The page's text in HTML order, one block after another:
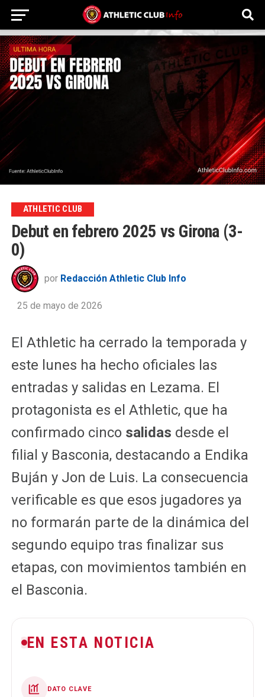
ATHLETIC CLUB
Debut en febrero 2025 vs Girona (3-
0)
por Redacción Athletic Club Info
25 de mayo de 2026
El Athletic ha cerrado la temporada y
este lunes ha hecho oficiales las
entradas y salidas en Lezama. El
protagonista es el Athletic, que ha
confirmado cinco salidas desde el
filial y Basconia, destacando a Endika
Buján y Jon de Luis. La consecuencia
verificable es que esos jugadores ya
no formarán parte de la dinámica del
segundo equipo tras finalizar sus
etapas, con movimientos también en
el Basconia.
EN ESTA NOTICIA
DATO CLAVE